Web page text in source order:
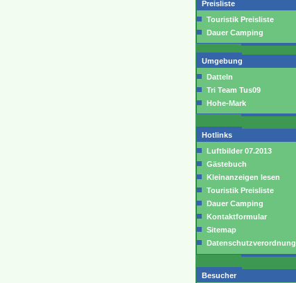
Preisliste
Touristik Preisliste
Dauer Camping
Umgebung
Datteln
Tri Team Tus09
Hohe-Mark
Hotlinks
Luftbilder 07.2013
Gästebuch
Kleinanzeigen lesen
Touristik Preisliste
Dauer Camping
Kontaktformular
Sitemap
Datenschutzverordnung
Besucher